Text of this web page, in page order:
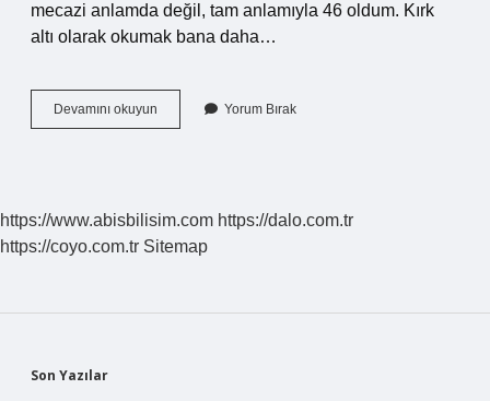
mecazi anlamda değil, tam anlamıyla 46 oldum. Kırk
altı olarak okumak bana daha…
Devamını okuyun
Sınıfı
Yorum Bırak
https://www.abisbilisim.com https://dalo.com.tr
https://coyo.com.tr Sitemap
Son Yazılar